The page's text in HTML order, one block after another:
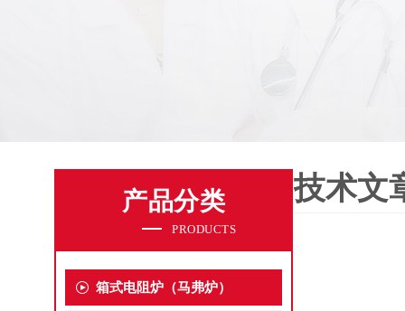
产品分类
PRODUCTS
箱式电阻炉（马弗炉）
技术文